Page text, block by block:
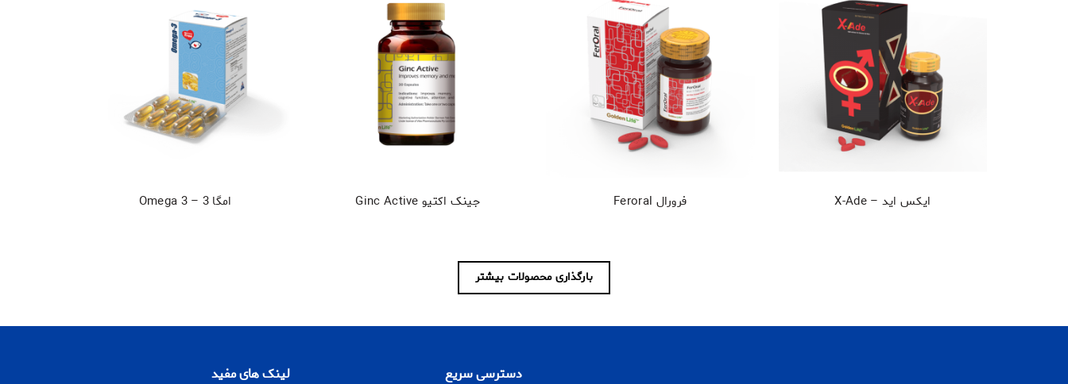
ایکس اید – X-Ade فرورال Feroral جینک اکتیو Ginc Active امگا 3 – Omega 3
بارگذاری محصولات بیشتر
دسترسی سریع لینک های مفید